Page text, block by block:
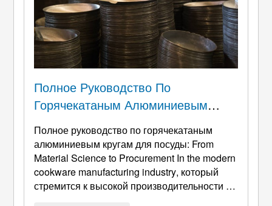
Полное Руководство По
Горячекатаным Алюминиевым
Кругам Для Посуды: От
Материаловедения К Закупкам
Полное руководство по горячекатаным
алюминиевым кругам для посуды: From
Material Science to Procurement In the modern
cookware manufacturing industry, который
стремится к высокой производительности и